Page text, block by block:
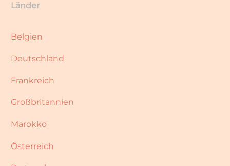
Länder
Belgien
Deutschland
Frankreich
Großbritannien
Marokko
Österreich